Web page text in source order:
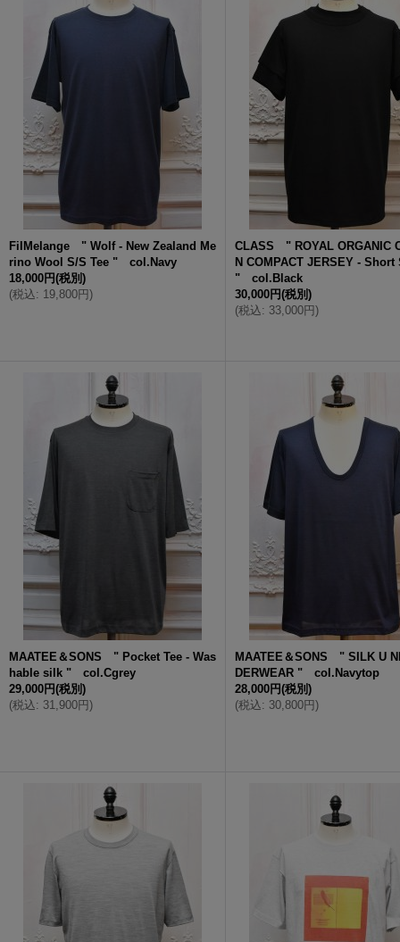
FilMelange " Wolf - New Zealand Me
rino Wool S/S Tee " col.Navy
18,000円(税別)
(税込: 19,800円)
CLASS " ROYAL ORGANIC
N COMPACT JERSEY - Short
" col.Black
30,000円(税別)
(税込: 33,000円)
MAATEE＆SONS " Pocket Tee - Was
hable silk " col.Cgrey
29,000円(税別)
(税込: 31,900円)
MAATEE＆SONS " SILK U
DERWEAR " col.Navytop
28,000円(税別)
(税込: 30,800円)